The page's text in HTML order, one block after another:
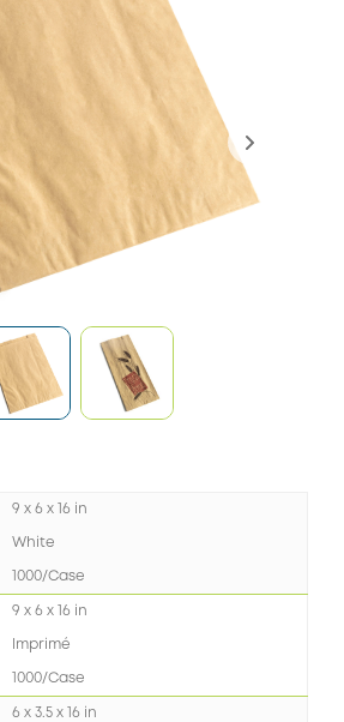
9 x 6 x 16 in
White
1000/Case
9 x 6 x 16 in
Imprimé
1000/Case
6 x 3.5 x 16 in